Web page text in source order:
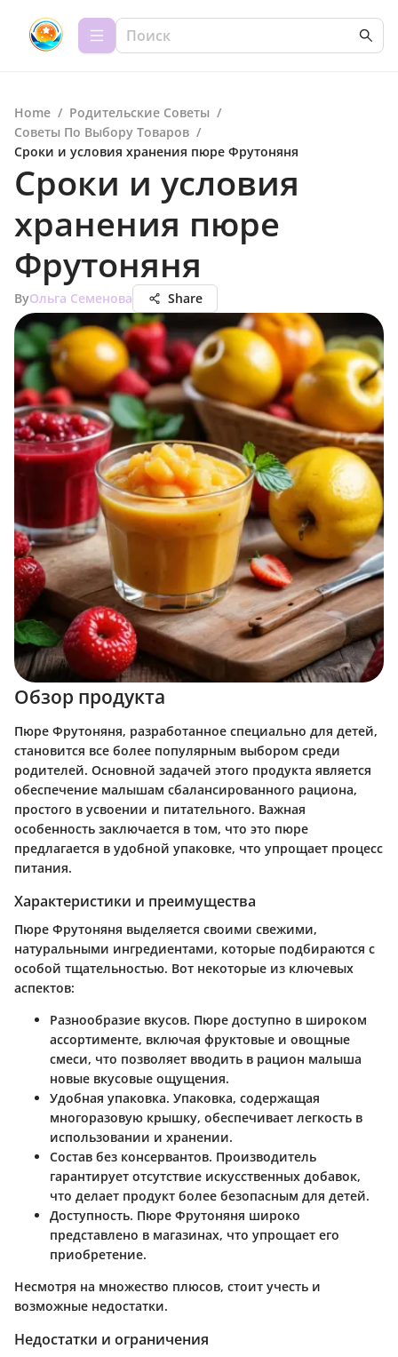
Home / Родительские Советы /
Советы По Выбору Товаров /
Сроки и условия хранения пюре Фрутоняня
Сроки и условия
хранения пюре
Фрутоняня
ByОльга Семенова Share
Обзор продукта
Пюре Фрутоняня, разработанное специально для детей,
становится все более популярным выбором среди
родителей. Основной задачей этого продукта является
обеспечение малышам сбалансированного рациона,
простого в усвоении и питательного. Важная
особенность заключается в том, что это пюре
предлагается в удобной упаковке, что упрощает процесс
питания.
Характеристики и преимущества
Пюре Фрутоняня выделяется своими свежими,
натуральными ингредиентами, которые подбираются с
особой тщательностью. Вот некоторые из ключевых
аспектов:
Разнообразие вкусов. Пюре доступно в широком
ассортименте, включая фруктовые и овощные
смеси, что позволяет вводить в рацион малыша
новые вкусовые ощущения.
Удобная упаковка. Упаковка, содержащая
многоразовую крышку, обеспечивает легкость в
использовании и хранении.
Состав без консервантов. Производитель
гарантирует отсутствие искусственных добавок,
что делает продукт более безопасным для детей.
Доступность. Пюре Фрутоняня широко
представлено в магазинах, что упрощает его
приобретение.
Несмотря на множество плюсов, стоит учесть и
возможные недостатки.
Недостатки и ограничения